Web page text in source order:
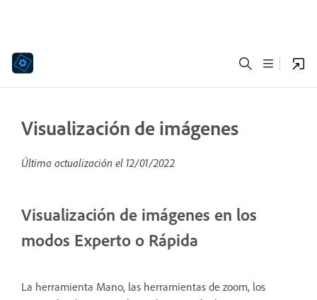
Visualización de imágenes
Última actualización el 12/01/2022
Visualización de imágenes en los
modos Experto o Rápida
La herramienta Mano, las herramientas de zoom, los